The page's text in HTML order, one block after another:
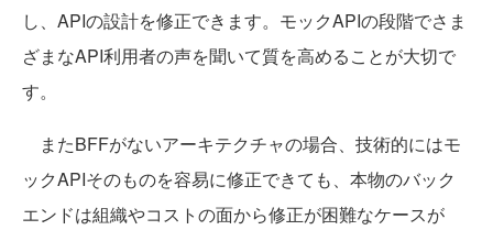
し、APIの設計を修正できます。モックAPIの段階でさま
ざまなAPI利用者の声を聞いて質を高めることが大切で
す。
またBFFがないアーキテクチャの場合、技術的にはモ
ックAPIそのものを容易に修正できても、本物のバック
エンドは組織やコストの面から修正が困難なケースが